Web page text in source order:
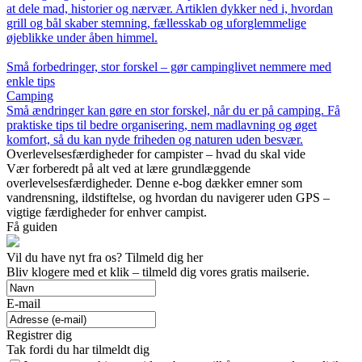
at dele mad, historier og nærvær. Artiklen dykker ned i, hvordan
grill og bål skaber stemning, fællesskab og uforglemmelige
øjeblikke under åben himmel.
Små forbedringer, stor forskel – gør campinglivet nemmere med
enkle tips
Camping
Små ændringer kan gøre en stor forskel, når du er på camping. Få
praktiske tips til bedre organisering, nem madlavning og øget
komfort, så du kan nyde friheden og naturen uden besvær.
Overlevelsesfærdigheder for campister – hvad du skal vide
Vær forberedt på alt ved at lære grundlæggende
overlevelsesfærdigheder. Denne e-bog dækker emner som
vandrensning, ildstiftelse, og hvordan du navigerer uden GPS –
vigtige færdigheder for enhver campist.
Få guiden
Vil du have nyt fra os? Tilmeld dig her
Bliv klogere med et klik – tilmeld dig vores gratis mailserie.
E-mail
Registrer dig
Tak fordi du har tilmeldt dig